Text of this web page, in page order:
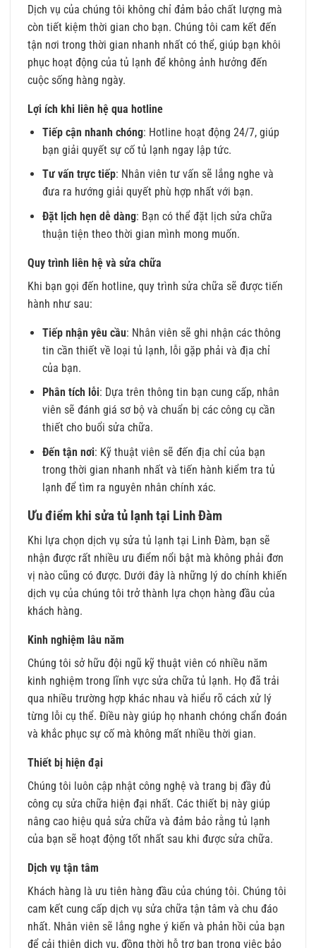
Dịch vụ của chúng tôi không chỉ đảm bảo chất lượng mà
còn tiết kiệm thời gian cho bạn. Chúng tôi cam kết đến
tận nơi trong thời gian nhanh nhất có thể, giúp bạn khôi
phục hoạt động của tủ lạnh để không ảnh hưởng đến
cuộc sống hàng ngày.
Lợi ích khi liên hệ qua hotline
Tiếp cận nhanh chóng: Hotline hoạt động 24/7, giúp
bạn giải quyết sự cố tủ lạnh ngay lập tức.
Tư vấn trực tiếp: Nhân viên tư vấn sẽ lắng nghe và
đưa ra hướng giải quyết phù hợp nhất với bạn.
Đặt lịch hẹn dễ dàng: Bạn có thể đặt lịch sửa chữa
thuận tiện theo thời gian mình mong muốn.
Quy trình liên hệ và sửa chữa
Khi bạn gọi đến hotline, quy trình sửa chữa sẽ được tiến
hành như sau:
Tiếp nhận yêu cầu: Nhân viên sẽ ghi nhận các thông
tin cần thiết về loại tủ lạnh, lỗi gặp phải và địa chỉ
của bạn.
Phân tích lỗi: Dựa trên thông tin bạn cung cấp, nhân
viên sẽ đánh giá sơ bộ và chuẩn bị các công cụ cần
thiết cho buổi sửa chữa.
Đến tận nơi: Kỹ thuật viên sẽ đến địa chỉ của bạn
trong thời gian nhanh nhất và tiến hành kiểm tra tủ
lạnh để tìm ra nguyên nhân chính xác.
Ưu điểm khi sửa tủ lạnh tại Linh Đàm
Khi lựa chọn dịch vụ sửa tủ lạnh tại Linh Đàm, bạn sẽ
nhận được rất nhiều ưu điểm nổi bật mà không phải đơn
vị nào cũng có được. Dưới đây là những lý do chính khiến
dịch vụ của chúng tôi trở thành lựa chọn hàng đầu của
khách hàng.
Kinh nghiệm lâu năm
Chúng tôi sở hữu đội ngũ kỹ thuật viên có nhiều năm
kinh nghiệm trong lĩnh vực sửa chữa tủ lạnh. Họ đã trải
qua nhiều trường hợp khác nhau và hiểu rõ cách xử lý
từng lỗi cụ thể. Điều này giúp họ nhanh chóng chẩn đoán
và khắc phục sự cố mà không mất nhiều thời gian.
Thiết bị hiện đại
Chúng tôi luôn cập nhật công nghệ và trang bị đầy đủ
công cụ sửa chữa hiện đại nhất. Các thiết bị này giúp
nâng cao hiệu quả sửa chữa và đảm bảo rằng tủ lạnh
của bạn sẽ hoạt động tốt nhất sau khi được sửa chữa.
Dịch vụ tận tâm
Khách hàng là ưu tiên hàng đầu của chúng tôi. Chúng tôi
cam kết cung cấp dịch vụ sửa chữa tận tâm và chu đáo
nhất. Nhân viên sẽ lắng nghe ý kiến và phản hồi của bạn
để cải thiện dịch vụ, đồng thời hỗ trợ bạn trong việc bảo